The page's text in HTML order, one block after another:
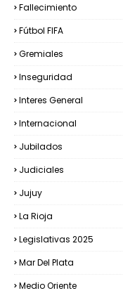
Fallecimiento
Fútbol FIFA
Gremiales
Inseguridad
Interes General
Internacional
Jubilados
Judiciales
Jujuy
La Rioja
Legislativas 2025
Mar Del Plata
Medio Oriente